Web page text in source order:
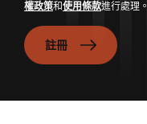
權政策和使用條款進行處理。
註冊